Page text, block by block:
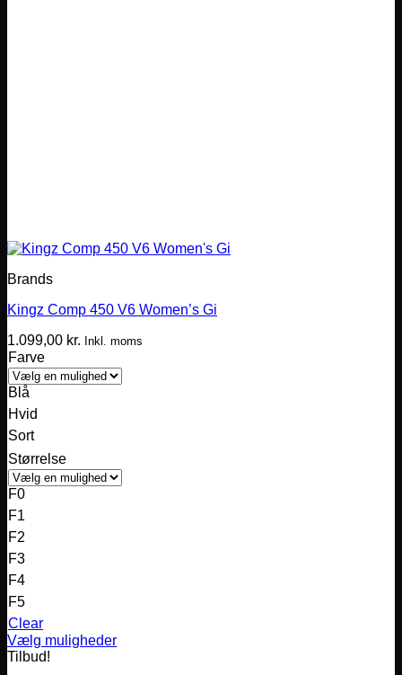
Brands
Kingz Comp 450 V6 Women’s Gi
1.099,00 kr. Inkl. moms
Farve
Blå
Hvid
Sort
Størrelse
F0
F1
F2
F3
F4
F5
Clear
Vælg muligheder
Dette
Tilbud!